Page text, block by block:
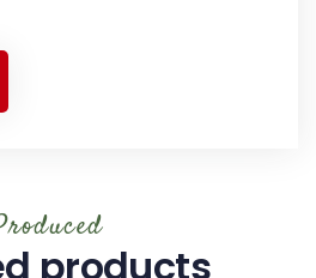
products